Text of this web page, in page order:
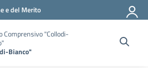
e del Merito
Comprensivo "Collodi-
Bianco"